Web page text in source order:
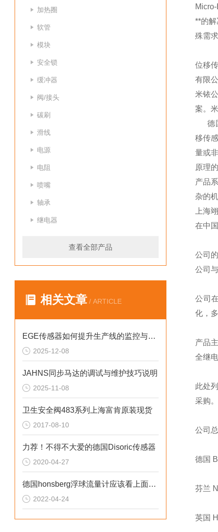
加热圈
软管
模块
安全锁
缓冲器
阀/接头
碳刷
滑线
电源
电阻
喷嘴
轴承
继电器
查看全部产品
相关文章 / ARTICLE
EGE传感器如何提升生产线的监控与管理效率？
2025-12-08
JAHNS同步马达的调试与维护技巧说明
2025-11-08
卫生安全阀483系列上海富肯原装现货
2017-08-10
力荐！不得不大爱的德国Disoric传感器
2020-04-27
德国honsberg浮球流量计应该看上面还是下面
2022-04-24
**的
殊需
位移
有限
米铱
案。
德国
移传
量或
原理
产品
杂的
上海
在中
公司
公司
公司
化，
产品
全继
此处
采购。
公司
德国
芬兰
英国